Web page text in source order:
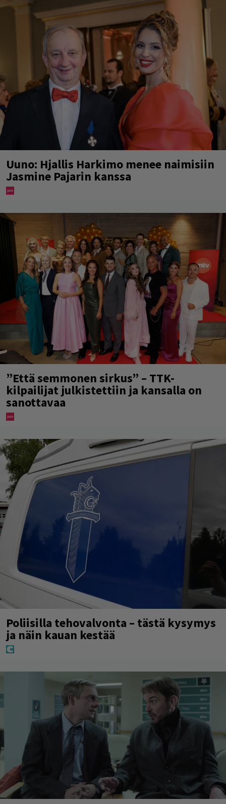
Uuno: Hjallis Harkimo menee naimisiin
Jasmine Pajarin kanssa
”Että semmonen sirkus” – TTK-
kilpailijat julkistettiin ja kansalla on
sanottavaa
Poliisilla tehovalvonta – tästä kysymys
ja näin kauan kestää